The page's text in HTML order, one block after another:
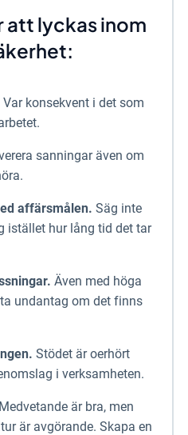
att lyckas inom
Var konsekvent i det som
sanningar även om
affärsmålen. Säg inte
istället hur lång tid det tar
Även med höga
undantag om det finns
Stödet är oerhört
i verksamheten.
Medvetande är bra, men
är avgörande. Skapa en